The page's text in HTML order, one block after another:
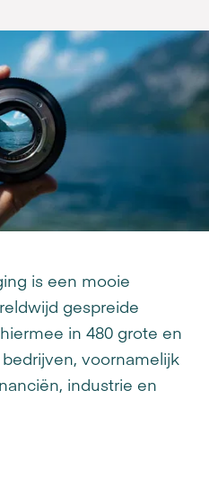
is een mooie
gespreide
in 480 grote en
voornamelijk
industrie en